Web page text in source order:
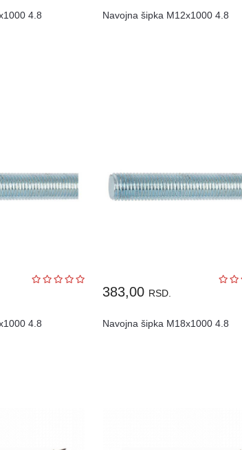
4.8 Navojna šipka M12x1000 4.8
4.8
383,00 RSD.
Navojna šipka M18x1000 4.8